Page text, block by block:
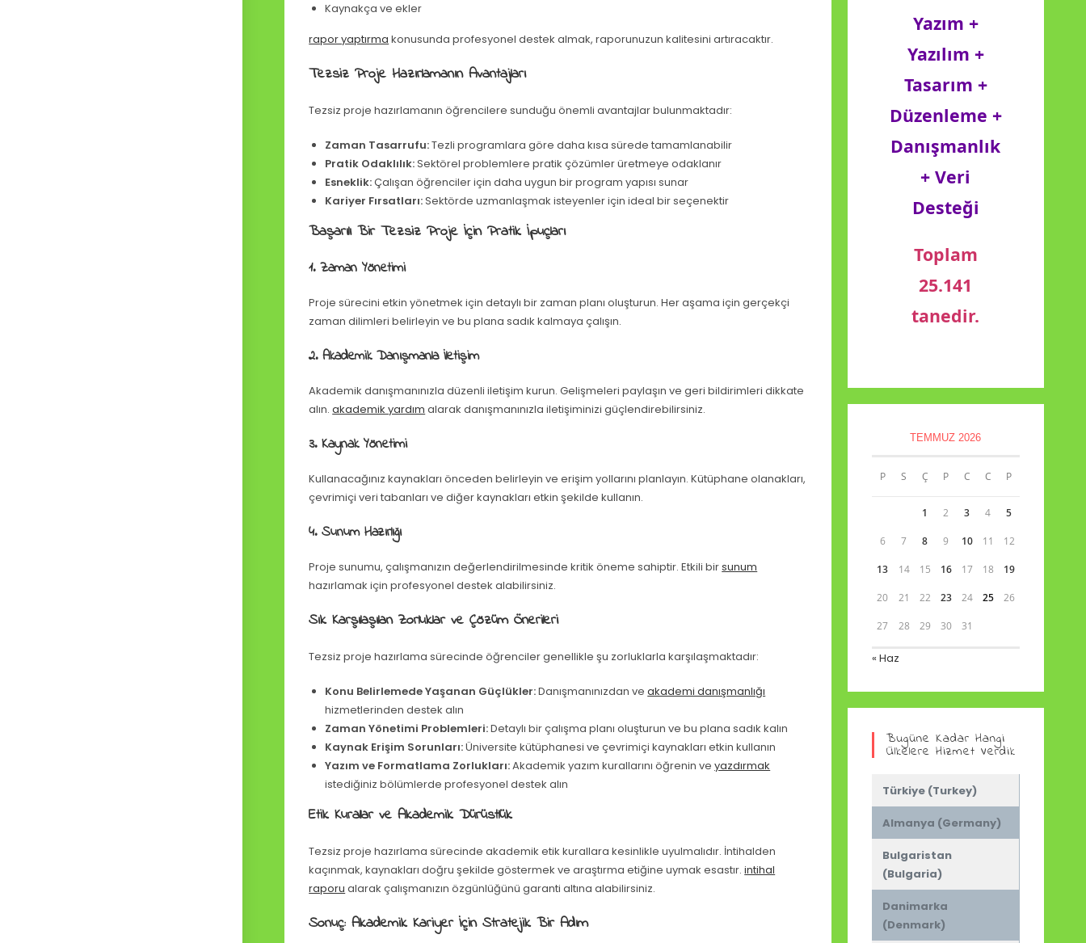
Kaynakça ve ekler
rapor yaptırma konusunda profesyonel destek almak, raporunuzun kalitesini artıracaktır.
Tezsiz Proje Hazırlamanın Avantajları
Tezsiz proje hazırlamanın öğrencilere sunduğu önemli avantajlar bulunmaktadır:
Zaman Tasarrufu:Tezli programlara göre daha kısa sürede tamamlanabilir
Pratik Odaklılık:Sektörel problemlere pratik çözümler üretmeye odaklanır
Esneklik:Çalışan öğrenciler için daha uygun bir program yapısı sunar
Kariyer Fırsatları:Sektörde uzmanlaşmak isteyenler için ideal bir seçenektir
Başarılı Bir Tezsiz Proje İçin Pratik İpuçları
1. Zaman Yönetimi
Proje sürecini etkin yönetmek için detaylı bir zaman planı oluşturun. Her aşama için gerçekçi
zaman dilimleri belirleyin ve bu plana sadık kalmaya çalışın.
2. Akademik Danışmanla İletişim
Akademik danışmanınızla düzenli iletişim kurun. Gelişmeleri paylaşın ve geri bildirimleri dikkate
alın.akademik yardım alarak danışmanınızla iletişiminizi güçlendirebilirsiniz.
3. Kaynak Yönetimi
Kullanacağınız kaynakları önceden belirleyin ve erişim yollarını planlayın. Kütüphane olanakları,
çevrimiçi veri tabanları ve diğer kaynakları etkin şekilde kullanın.
4. Sunum Hazırlığı
Proje sunumu, çalışmanızın değerlendirilmesinde kritik öneme sahiptir. Etkili birsunum
hazırlamak için profesyonel destek alabilirsiniz.
Sık Karşılaşılan Zorluklar ve Çözüm Önerileri
Tezsiz proje hazırlama sürecinde öğrenciler genellikle şu zorluklarla karşılaşmaktadır:
Konu Belirlemede Yaşanan Güçlükler:Danışmanınızdan veakademi danışmanlığı
hizmetlerinden destek alın
Zaman Yönetimi Problemleri:Detaylı bir çalışma planı oluşturun ve bu plana sadık kalın
Kaynak Erişim Sorunları:Üniversite kütüphanesi ve çevrimiçi kaynakları etkin kullanın
Yazım ve Formatlama Zorlukları:Akademik yazım kurallarını öğrenin veyazdırmak
istediğiniz bölümlerde profesyonel destek alın
Etik Kurallar ve Akademik Dürüstlük
Tezsiz proje hazırlama sürecinde akademik etik kurallara kesinlikle uyulmalıdır. İntihalden
kaçınmak, kaynakları doğru şekilde göstermek ve araştırma etiğine uymak esastır.intihal
raporu alarak çalışmanızın özgünlüğünü garanti altına alabilirsiniz.
Sonuç: Akademik Kariyer İçin Stratejik Bir Adım
Yazım +
Yazılım +
Tasarım +
Düzenleme +
Danışmanlık
+ Veri
Desteği
Toplam
25.141
tanedir.
TEMMUZ 2026
P S Ç P C C P
1 2 3 4 5
6 7 8 9 10 11 12
13 14 15 16 17 18 19
20 21 22 23 24 25 26
27 28 29 30 31
« Haz
Bugüne Kadar Hangi
Ülkelere Hizmet Verdik
Türkiye (Turkey)
Almanya (Germany)
Bulgaristan
(Bulgaria)
Danimarka
(Denmark)